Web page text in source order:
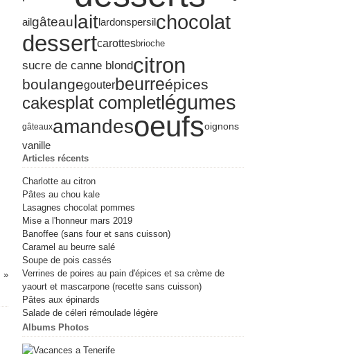
Janvier(7)
Février(8)
Janvier(8)
Mars(10)
Février(6)
Janvier(10)
Mai(17)
Avril(20)
Mars(17)
Février(15)
Juin(3)
ailgâteaulaitlardonspersilchocolat
dessertcarottesbrioche
sucre de canne blondcitron
boulangegouterbeurreépices
cakesplat completlégumes
gâteauxamandesoeufsoignons
vanille
Articles récents
Charlotte au citron
Pâtes au chou kale
Lasagnes chocolat pommes
Mise a l'honneur mars 2019
Banoffee (sans four et sans cuisson)
Caramel au beurre salé
Soupe de pois cassés
Verrines de poires au pain d'épices et sa crème de
yaourt et mascarpone (recette sans cuisson)
Pâtes aux épinards
Salade de céleri rémoulade légère
Albums Photos